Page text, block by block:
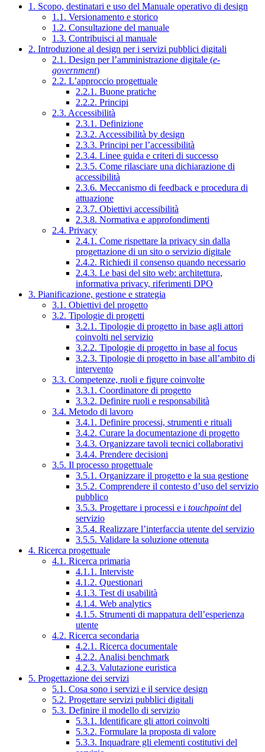
1. Scopo, destinatari e uso del Manuale operativo di design
1.1. Versionamento e storico
1.2. Consultazione del manuale
1.3. Contribuisci al manuale
2. Introduzione al design per i servizi pubblici digitali
2.1. Design per l’amministrazione digitale (e-
government)
2.2. L’approccio progettuale
2.2.1. Buone pratiche
2.2.2. Principi
2.3. Accessibilità
2.3.1. Definizione
2.3.2. Accessibilità by design
2.3.3. Principi per l’accessibilità
2.3.4. Linee guida e criteri di successo
2.3.5. Come rilasciare una dichiarazione di
accessibilità
2.3.6. Meccanismo di feedback e procedura di
attuazione
2.3.7. Obiettivi accessibilità
2.3.8. Normativa e approfondimenti
2.4. Privacy
2.4.1. Come rispettare la privacy sin dalla
progettazione di un sito o servizio digitale
2.4.2. Richiedi il consenso quando necessario
2.4.3. Le basi del sito web: architettura,
informativa privacy, riferimenti DPO
3. Pianificazione, gestione e strategia
3.1. Obiettivi del progetto
3.2. Tipologie di progetti
3.2.1. Tipologie di progetto in base agli attori
coinvolti nel servizio
3.2.2. Tipologie di progetto in base al focus
3.2.3. Tipologie di progetto in base all’ambito di
intervento
3.3. Competenze, ruoli e figure coinvolte
3.3.1. Coordinatore di progetto
3.3.2. Definire ruoli e responsabilità
3.4. Metodo di lavoro
3.4.1. Definire processi, strumenti e rituali
3.4.2. Curare la documentazione di progetto
3.4.3. Organizzare tavoli tecnici collaborativi
3.4.4. Prendere decisioni
3.5. Il processo progettuale
3.5.1. Organizzare il progetto e la sua gestione
3.5.2. Comprendere il contesto d’uso del servizio
pubblico
3.5.3. Progettare i processi e i touchpointdel
servizio
3.5.4. Realizzare l’interfaccia utente del servizio
3.5.5. Validare la soluzione ottenuta
4. Ricerca progettuale
4.1. Ricerca primaria
4.1.1. Interviste
4.1.2. Questionari
4.1.3. Test di usabilità
4.1.4. Web analytics
4.1.5. Strumenti di mappatura dell’esperienza
utente
4.2. Ricerca secondaria
4.2.1. Ricerca documentale
4.2.2. Analisi benchmark
4.2.3. Valutazione euristica
5. Progettazione dei servizi
5.1. Cosa sono i servizi e il service design
5.2. Progettare servizi pubblici digitali
5.3. Definire il modello di servizio
5.3.1. Identificare gli attori coinvolti
5.3.2. Formulare la proposta di valore
5.3.3. Inquadrare gli elementi costitutivi del